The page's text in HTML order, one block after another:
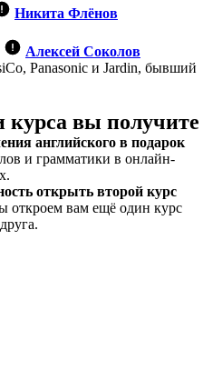
Никита Флёнов
Алексей Соколов
Panasonic и Jardin, бывший
курса вы получите
английского в подарок
и грамматики в онлайн-
открыть второй курс
откроем вам ещё один курс